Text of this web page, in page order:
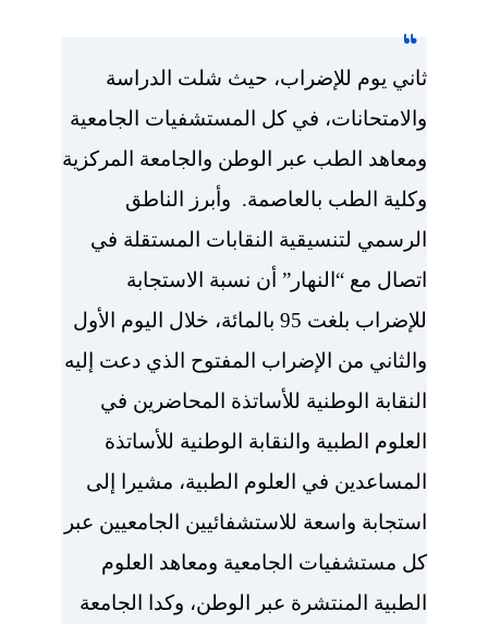
ثاني يوم للإضراب، حيث شلت الدراسة
والامتحانات، في كل المستشفيات الجامعية
ومعاهد الطب عبر الوطن والجامعة المركزية
وكلية الطب بالعاصمة. وأبرز الناطق
الرسمي لتنسيقية النقابات المستقلة في
اتصال مع “النهار” أن نسبة الاستجابة
للإضراب بلغت 95 بالمائة، خلال اليوم الأول
والثاني من الإضراب المفتوح الذي دعت إليه
النقابة الوطنية للأساتذة المحاضرين في
العلوم الطبية والنقابة الوطنية للأساتذة
المساعدين في العلوم الطبية، مشيرا إلى
استجابة واسعة للاستشفائيين الجامعيين عبر
كل مستشفيات الجامعية ومعاهد العلوم
الطبية المنتشرة عبر الوطن، وكدا الجامعة